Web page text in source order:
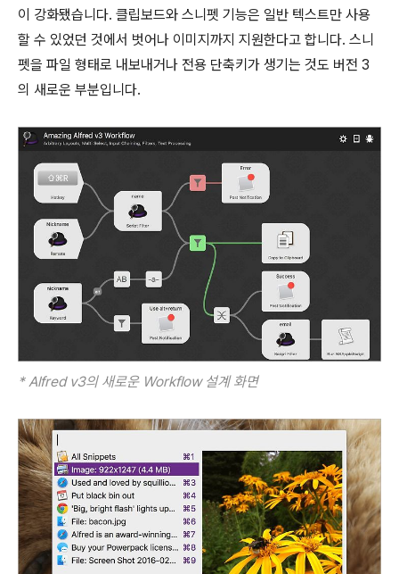
이 강화됐습니다. 클립보드와 스니펫 기능은 일반 텍스트만 사용
할 수 있었던 것에서 벗어나 이미지까지 지원한다고 합니다. 스니
펫을 파일 형태로 내보내거나 전용 단축키가 생기는 것도 버전 3
의 새로운 부분입니다.
* Alfred v3의 새로운 Workflow 설계 화면